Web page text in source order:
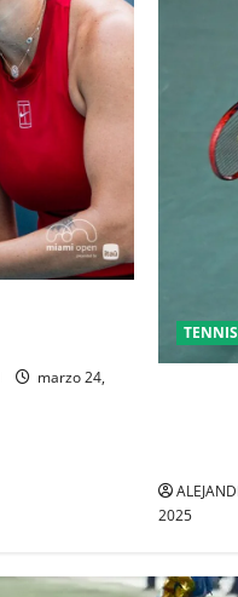
marzo 24,
TENNIS
2025